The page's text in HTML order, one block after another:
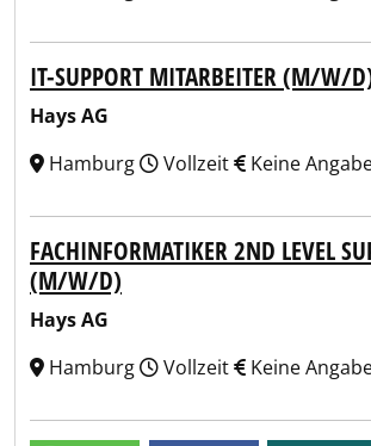
IT-SUPPORT MITARBEITER (M/W/
Hays AG
Hamburg
Vollzeit Keine
FACHINFORMATIKER 2ND LEVEL
(M/W/D)
Hays AG
Hamburg
Vollzeit Keine